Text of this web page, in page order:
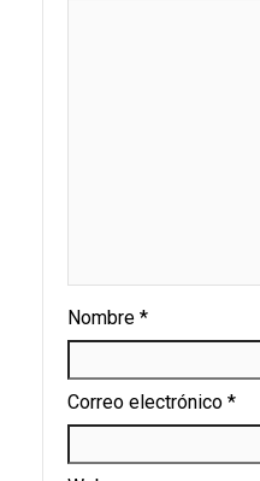
Nombre *
Correo electrónico *